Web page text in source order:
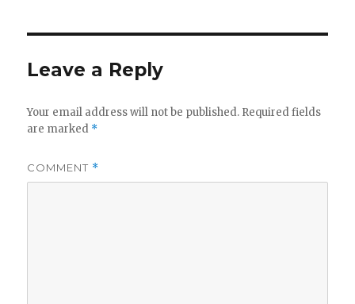
Leave a Reply
Your email address will not be published. Required fields
are marked *
COMMENT *